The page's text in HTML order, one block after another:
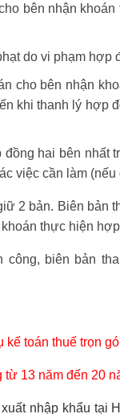
bên nhận
do vi phạm hợp
cho bên nhận
khi thanh lý hợp
hai bên nhất
việc cần làm (nếu
2 bản. Biên bản
thực hiện
biên bản
kế toán thuế trọn
13 năm đến 20
nhập khẩu tại